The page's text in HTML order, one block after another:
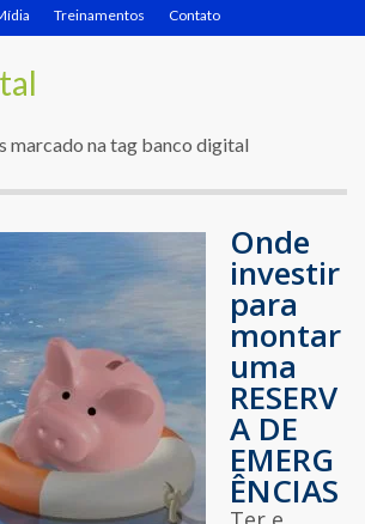
Treinamentos Contato
marcado na tag banco digital
Onde
investir
para
montar
uma
RESERV
A DE
EMERG
ÊNCIAS